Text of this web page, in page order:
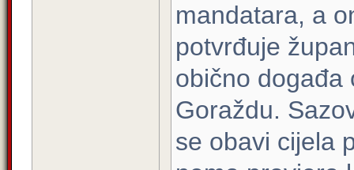
mandatara, a
potvrđuje
obično događa
Goraždu.
se obavi cijela